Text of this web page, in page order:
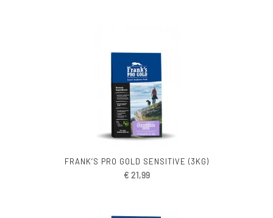
FRANK’S PRO GOLD SENSITIVE (3KG)
€ 21,99